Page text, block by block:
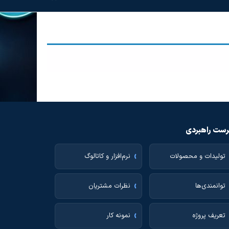
راهبردی
تولیدات و محصولات نرم‌افزار و کاتالوگ
توانمندی‌ها نظرات مشتریان
تعریف پروژه نمونه کار